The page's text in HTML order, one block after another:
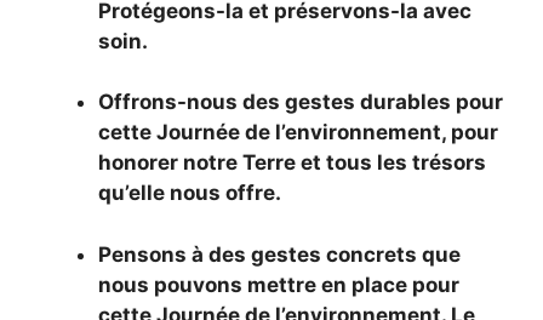
Protégeons-la et préservons-la avec
soin.
Offrons-nous des gestes durables pour
cette Journée de l’environnement, pour
honorer notre Terre et tous les trésors
qu’elle nous offre.
Pensons à des gestes concrets que
nous pouvons mettre en place pour
cette Journée de l’environnement. Le